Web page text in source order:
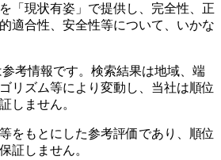
「現状有姿」で提供し、完全性、正
適合性、安全性等について、いかな
考情報です。検索結果は地域、端
リズム等により変動し、当社は順位
しません。
をもとにした参考評価であり、順位
証しません。